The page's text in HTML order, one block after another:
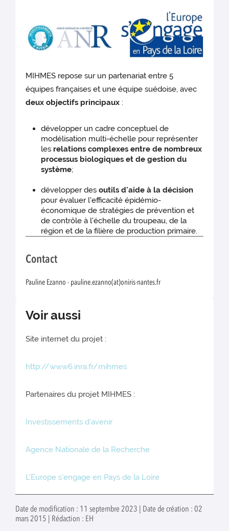
MIHMES repose sur un partenariat entre 5
équipes françaises et une équipe suédoise, avec
deux objectifs principaux :
développer un cadre conceptuel de
modélisation multi-échelle pour représenter
les relations complexes entre de nombreux
processus biologiques et de gestion du
système;
développer desoutils d'aide à la décision
pour évaluer l'efficacité épidémio-
économique de stratégies de prévention et
de contrôle à l'échelle du troupeau, de la
région et de la filière de production primaire.
Contact
Pauline Ezanno - pauline.ezanno(at)oniris-nantes.fr
Voir aussi
Site internet du projet :
http://www6.inra.fr/mihmes
Partenaires du projet MIHMES :
Investissements d'avenir
Agence Nationale de la Recherche
L'Europe s'engage en Pays de la Loire
Date de modification : 11 septembre 2023 | Date de création : 02
mars 2015 | Rédaction : EH